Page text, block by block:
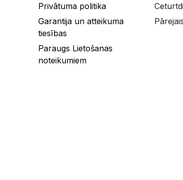
Privātuma politika
Garantija un atteikuma
tiesības
Paraugs Lietošanas
noteikumiem